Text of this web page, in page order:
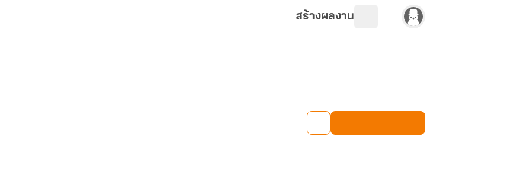
สร้างผลงาน